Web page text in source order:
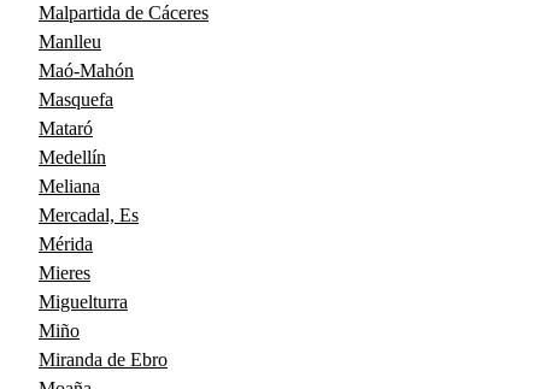
Malpartida de Cáceres
Manlleu
Maó-Mahón
Masquefa
Mataró
Medellín
Meliana
Mercadal, Es
Mérida
Mieres
Miguelturra
Miño
Miranda de Ebro